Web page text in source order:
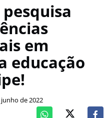
em
educação
de 2022